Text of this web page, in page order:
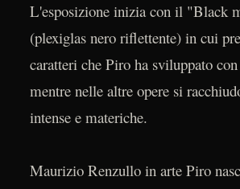
L'esposizione inizia con il "Black
(plexiglas nero riflettente) in cui
caratteri che Piro ha sviluppato
mentre nelle altre opere si
intense e materiche.
Maurizio Renzullo in arte Piro